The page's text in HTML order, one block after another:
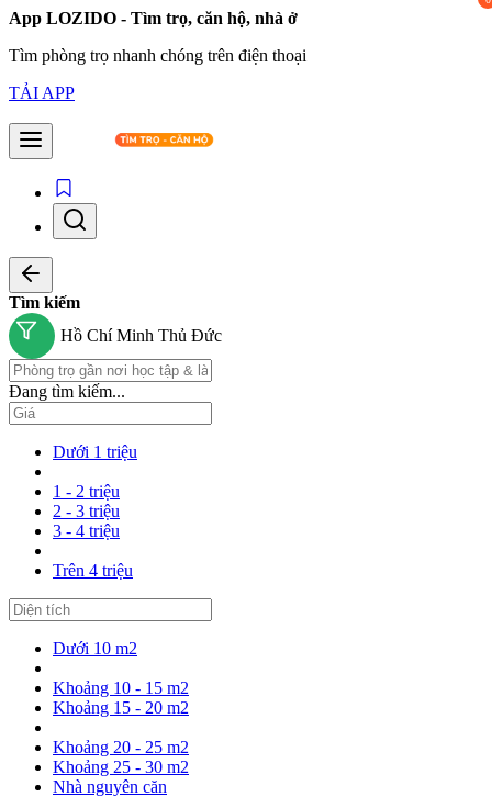
App LOZIDO - Tìm trọ, căn hộ, nhà ở
Tìm phòng trọ nhanh chóng trên điện thoại
TẢI APP
Tìm kiếm
Hồ Chí Minh Thủ Đức
Đang tìm kiếm...
Dưới 1 triệu
1 - 2 triệu
2 - 3 triệu
3 - 4 triệu
Trên 4 triệu
Dưới 10 m2
Khoảng 10 - 15 m2
Khoảng 15 - 20 m2
Khoảng 20 - 25 m2
Khoảng 25 - 30 m2
Nhà nguyên căn